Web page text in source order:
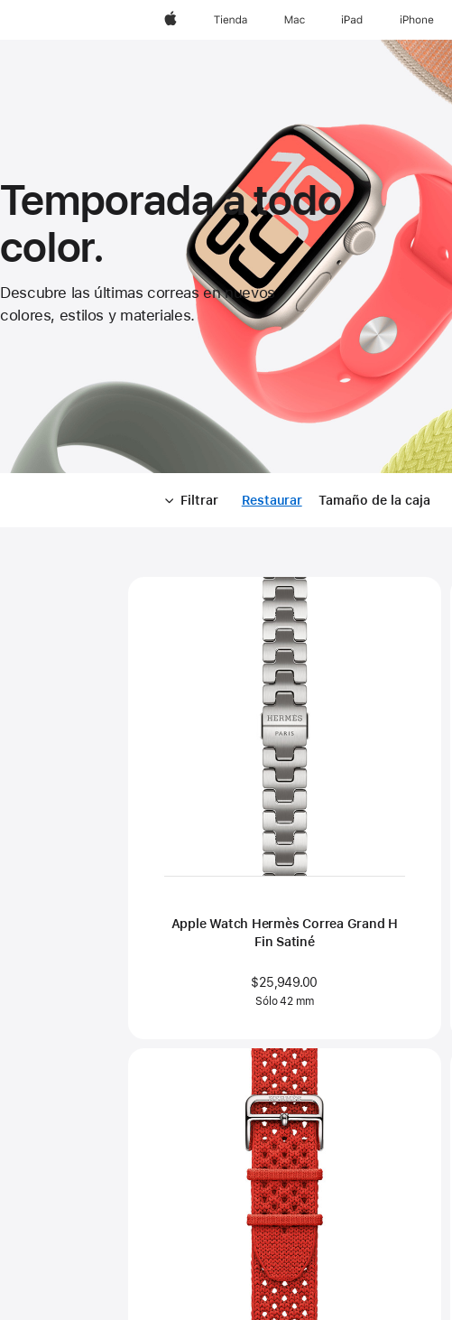
AppleTienda Mac iPad iPhone
Correas
para
Temporada a todo
color.
Descubre las últimas correas en nuevos
colores, estilos y materiales.
Filtrar Restaurar-
Tamaño de la caja
Apple Watch Hermès Correa Grand H
Fin Satiné
$25,949.00
Sólo 42 mm